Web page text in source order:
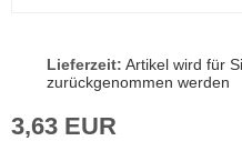
Lieferzeit: Artikel wird für
zurückgenommen werden
3,63 EUR